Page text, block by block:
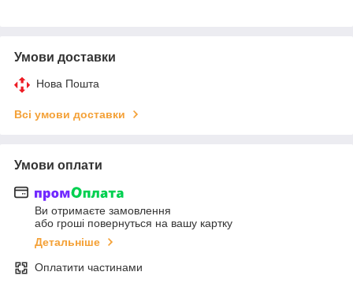
Умови доставки
Нова Пошта
Всі умови доставки
Умови оплати
Ви отримаєте замовлення
або гроші повернуться на вашу картку
Детальніше
Оплатити частинами